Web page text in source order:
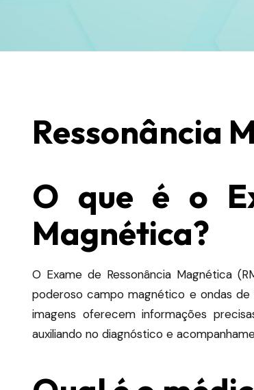
Ressonância
O que é o
Magnética?
O Exame de Ressonância Magnética
poderoso campo magnético e ondas
imagens oferecem informações
auxiliando no diagnóstico e